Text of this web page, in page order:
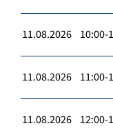
11.08.2026 10:00-
11.08.2026 11:00-
11.08.2026 12:00-